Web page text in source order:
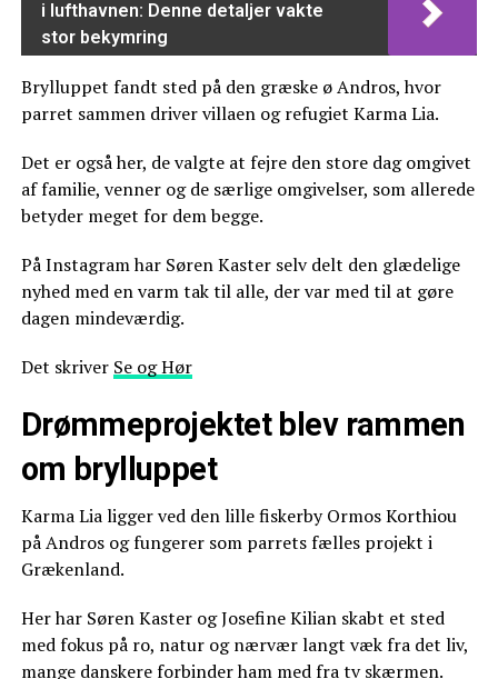
i lufthavnen: Denne detaljer vakte
stor bekymring
Brylluppet fandt sted på den græske ø Andros, hvor
parret sammen driver villaen og refugiet Karma Lia.
Det er også her, de valgte at fejre den store dag omgivet
af familie, venner og de særlige omgivelser, som allerede
betyder meget for dem begge.
På Instagram har Søren Kaster selv delt den glædelige
nyhed med en varm tak til alle, der var med til at gøre
dagen mindeværdig.
Det skriver Se og Hør
Drømmeprojektet blev rammen
om brylluppet
Karma Lia ligger ved den lille fiskerby Ormos Korthiou
på Andros og fungerer som parrets fælles projekt i
Grækenland.
Her har Søren Kaster og Josefine Kilian skabt et sted
med fokus på ro, natur og nærvær langt væk fra det liv,
mange danskere forbinder ham med fra tv skærmen.